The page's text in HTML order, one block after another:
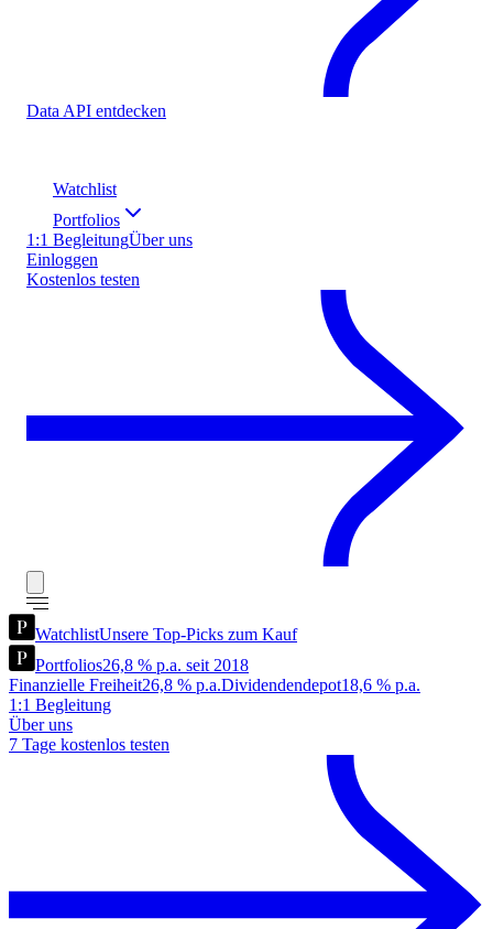
Data API entdecken
Watchlist
Portfolios
1:1 BegleitungÜber uns
Einloggen
Kostenlos testen
WatchlistUnsere Top-Picks zum Kauf
Portfolios26,8 % p.a. seit 2018
Finanzielle Freiheit26,8 % p.a.Dividendendepot18,6 % p.a.
1:1 Begleitung
Über uns
7 Tage kostenlos testen